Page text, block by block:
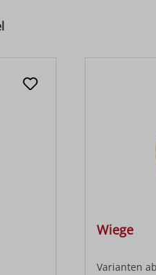
Wiege
Varianten ab